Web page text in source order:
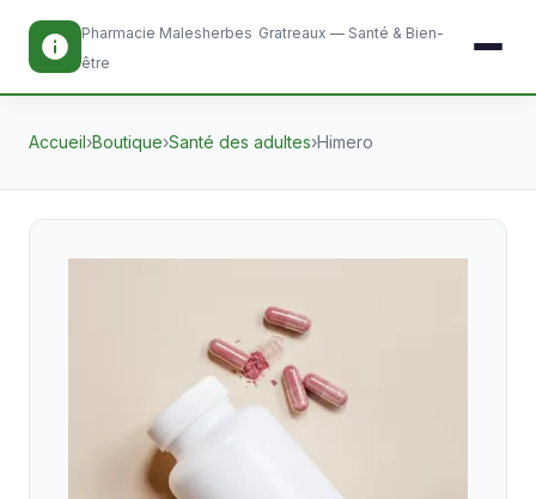
Pharmacie Malesherbes Gratreaux — Santé & Bien-
être
Accueil›Boutique›Santé des adultes›Himero